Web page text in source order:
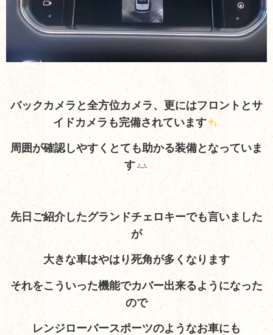
バックカメラと全方位カメラ、更にはフロントとサ
イドカメラも完備されています
周囲が確認しやすくとても助かる装備となっていま
す
先日ご紹介したグランドチェロキーでも言いました
が
大きな車はやはり死角が多くなります
それをこういった機能でカバー出来るようになった
ので
レンジローバースポーツのようなお車にも